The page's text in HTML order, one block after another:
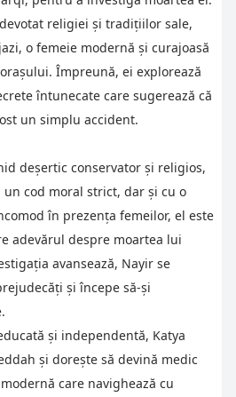
religiei și tradițiilor sale,
o femeie modernă și curajoasă
Împreună, ei explorează
întunecate care sugerează că
un simplu accident.
deșertic conservator și religios,
cod moral strict, dar și cu o
în prezența femeilor, el este
adevărul despre moartea lui
avansează, Nayir se
și începe să-și
și independentă, Katya
și dorește să devină medic
care navighează cu